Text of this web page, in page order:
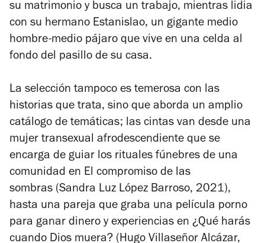
su matrimonio y busca un trabajo, mientras lidia
con su hermano Estanislao, un gigante medio
hombre-medio pájaro que vive en una celda al
fondo del pasillo de su casa.
La selección tampoco es temerosa con las
historias que trata, sino que aborda un amplio
catálogo de temáticas; las cintas van desde una
mujer transexual afrodescendiente que se
encarga de guiar los rituales fúnebres de una
comunidad en El compromiso de las
sombras (Sandra Luz López Barroso, 2021),
hasta una pareja que graba una película porno
para ganar dinero y experiencias en ¿Qué harás
cuando Dios muera? (Hugo Villaseñor Alcázar,